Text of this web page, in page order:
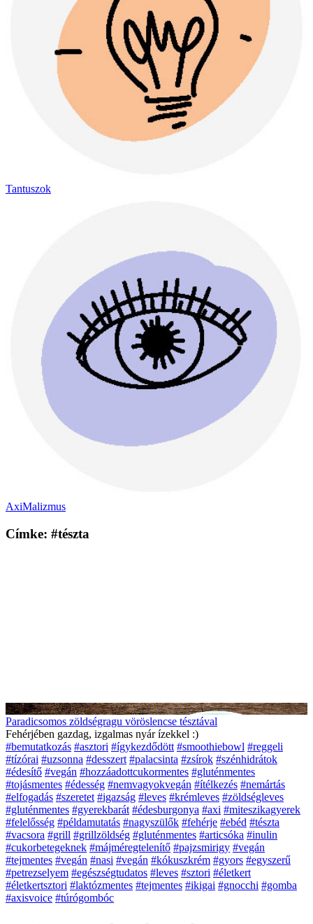
Tantuszok
AxiMalizmus
Címke: #tészta
Paradicsomos zöldségragu vöröslencse tésztával
Fehérjében gazdag, izgalmas nyár ízekkel :)
#bemutatkozás #asztori #ígykezdődött #smoothiebowl #reggeli
#tízórai #uzsonna #desszert #palacsinta #zsírok #szénhidrátok
#édesítő #vegán #hozzáadottcukormentes #gluténmentes
#tojásmentes #édesség #nemvagyokvegán #ítélkezés #nemártás
#elfogadás #szeretet #igazság #leves #krémleves #zöldségleves
#gluténmentes #gyerekbarát #édesburgonya #axi #miteszikagyerek
#felelősség #példamutatás #nagyszülők #fehérje #ebéd #tészta
#vacsora #grill #grillzöldség #gluténmentes #articsóka #inulin
#cukorbetegeknek #májméregtelenítő #pajzsmirigy #vegán
#tejmentes #vegán #nasi #vegán #kókuszkrém #gyors #egyszerű
#petrezselyem #egészségtudatos #leves #sztori #életkert
#életkertsztori #laktózmentes #tejmentes #ikigai #gnocchi #gomba
#axisvoice #túrógombóc